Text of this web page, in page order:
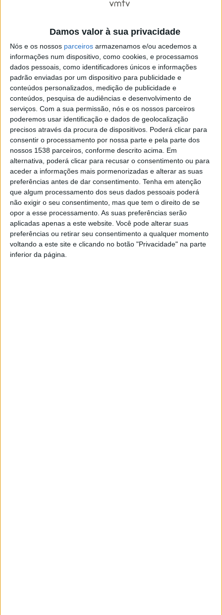
Damos valor à sua privacidade
Nós e os nossos parceiros armazenamos e/ou acedemos a
informações num dispositivo, como cookies, e processamos
dados pessoais, como identificadores únicos e informações
padrão enviadas por um dispositivo para publicidade e
conteúdos personalizados, medição de publicidade e
conteúdos, pesquisa de audiências e desenvolvimento de
serviços. Com a sua permissão, nós e os nossos parceiros
poderemos usar identificação e dados de geolocalização
precisos através da procura de dispositivos. Poderá clicar para
consentir o processamento por nossa parte e pela parte dos
nossos 1538 parceiros, conforme descrito acima. Em
alternativa, poderá clicar para recusar o consentimento ou para
aceder a informações mais pormenorizadas e alterar as suas
preferências antes de dar consentimento. Tenha em atenção
que algum processamento dos seus dados pessoais poderá
não exigir o seu consentimento, mas que tem o direito de se
opor a esse processamento. As suas preferências serão
aplicadas apenas a este website. Você pode alterar suas
preferências ou retirar seu consentimento a qualquer momento
voltando a este site e clicando no botão "Privacidade" na parte
inferior da página.
quinta-feira após as discussões finais e aprovação com
Governo aplica restrições à
entrada em Portugal de
passageiros oriundos do
Reino Unido
Governo britânico alerta para
possíveis ataques terroristas
em Portugal
Covid-19: Viagens entre
Portugal e Reino Unido
devem ser retomadas “antes